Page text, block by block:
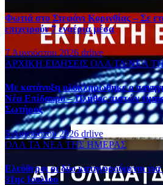
Φωτιά στο Στεφάνι Κορινθίας – Σε
επιχειρούν 7 εναέρια μέσα
7 Αυγούστου 2026drlive
ΑΡΧΙΚΗ ΕΙΔΗΣΕΙΣ ΟΛΑ ΤΑ ΝΕΑ
Με κατάνυξη ολοκληρώθηκε ο
Νέα Επίδαυρο – Πλήθος πιστών
Σωτήρος
5 Αυγούστου 2026 drlive
ΟΛΑ ΤΑ ΝΕΑ ΤΗΣ ΗΜΕΡΑΣ
Ελεύθεροι οι δύο κατηγορούμενοι
31ης Ιουλίου